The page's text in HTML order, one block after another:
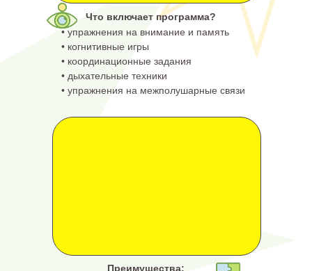
Что включает программа?
• упражнения на внимание и память
• когнитивные игры
• координационные задания
• дыхательные техники
• упражнения на межполушарные связи
Преимущества: